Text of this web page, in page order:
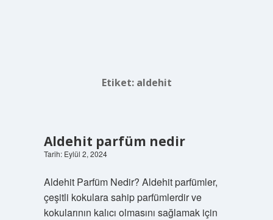
Etiket: aldehit
Aldehit parfüm nedir
Tarih: Eylül 2, 2024
Aldehit Parfüm Nedir? Aldehit parfümler,
çeşitli kokulara sahip parfümlerdir ve
kokularının kalıcı olmasını sağlamak için